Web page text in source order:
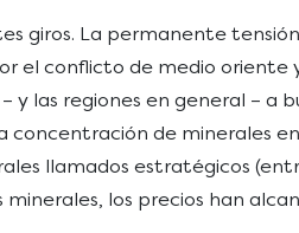
giros. La permanente
el conflicto de medio
y las regiones en general – a
concentración de minerales
llamados estratégicos
los precios han